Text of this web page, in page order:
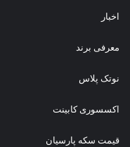
اخبار
معرفی برند
نوتک پلاس
اکسسوری کابینت
قیمت سکه پارسیان